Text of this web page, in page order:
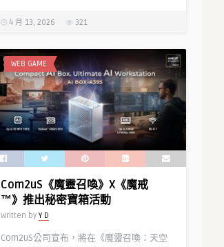
4 月 13, 2026 321
WEB GAME
Com2uS《魔靈召喚》X《魔戒
™》推出秘密寶箱活動
Written by Y D
Com2uS公司宣布，將在《魔靈召喚：天空